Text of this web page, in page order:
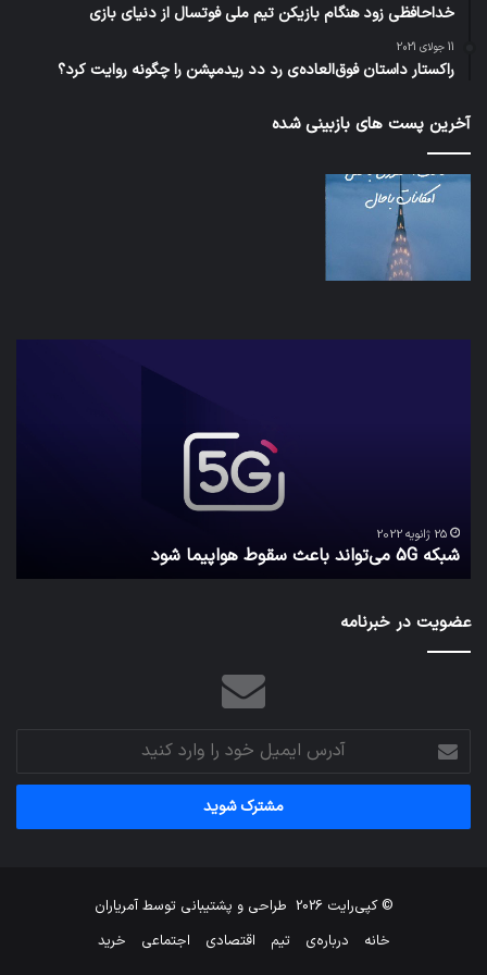
خداحافظی زود هنگام بازیکن تیم ملی فوتسال از دنیای بازی
11 جولای 2021
راکستار داستان فوق‌العاده‌ی رد دد ریدمپشن را چگونه روایت کرد؟
آخرین پست های بازبینی شده
25 ژانویه 2022
شبکه 5G می‌تواند باعث سقوط هواپیما شود
عضویت در خبرنامه
آدرس
ایمیل
خود
وارد
© کپی‌رایت 2026 طراحی و پشتیبانی توسطآمریاران
خانه
درباره‌ی تیم اقتصادی اجتماعی خرید